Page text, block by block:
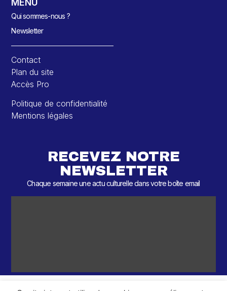
MENU
Qui sommes-nous ?
Newsletter
Contact
Plan du site
Accès Pro
Politique de confidentialité
Mentions légales
RECEVEZ NOTRE
NEWSLETTER
Chaque semaine une actu culturelle dans votre boîte email